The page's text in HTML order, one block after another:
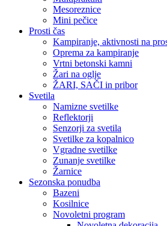
Mesoreznice
Mini pečice
Prosti čas
Kampiranje, aktivnosti na
Oprema za kampiranje
Vrtni betonski kamni
Žari na oglje
ŽARI, SAČI in pribor
Svetila
Namizne svetilke
Reflektorji
Senzorji za svetila
Svetilke za kopalnico
Vgradne svetilke
Zunanje svetilke
Žarnice
Sezonska ponudba
Bazeni
Kosilnice
Novoletni program